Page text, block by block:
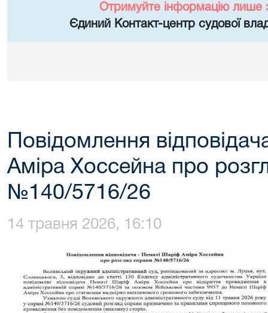
Отримуйте інформацію лише
Єдиний Контакт-центр судової
Повідомлення
Аміра Хоссейна про
№140/5716/26
14 травня 2026, 16:10